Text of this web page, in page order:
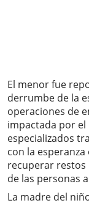
El menor fue
derrumbe de la
operaciones de
impactada por
especializados
con la
recuperar restos
de las personas
La madre del